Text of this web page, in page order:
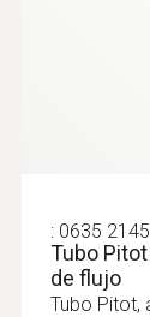
: 0635 2145
Tubo
de flujo
Tubo Pitot,